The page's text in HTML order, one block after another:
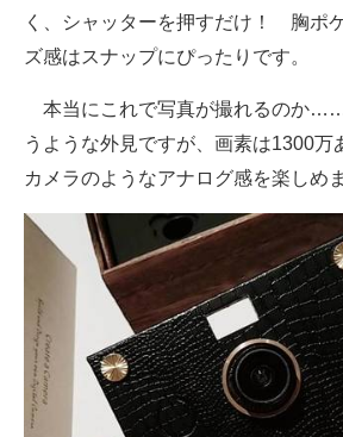
く、シャッターを押すだけ！ 胸ポ
ズ感はスナップにぴったりです。
本当にこれで写真が撮れるのか
うような外見ですが、画素は1300万
カメラのようなアナログ感を楽しめま